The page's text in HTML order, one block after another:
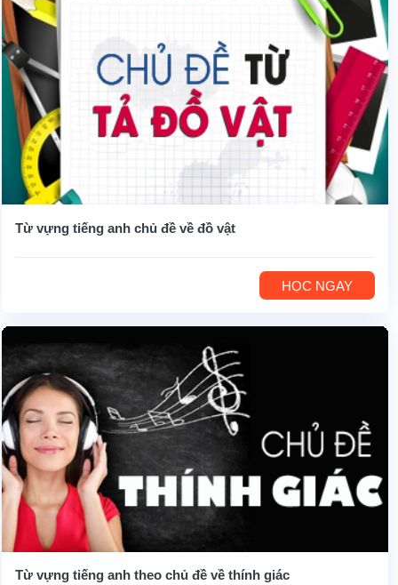
Từ vựng tiếng anh chủ đề về đồ vật
HỌC NGAY
Từ vựng tiếng anh theo chủ đề về thính giác